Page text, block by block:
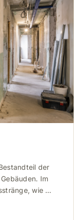
der
Im
wie …